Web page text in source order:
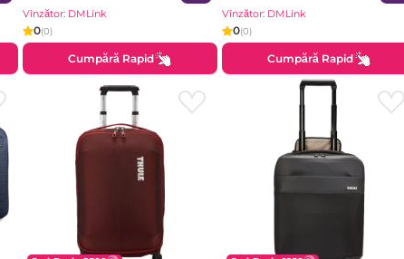
Vînzător: DMLink
0(0)
Cumpără Rapid
Vînzător: DMLink
0(0)
Cumpără Rapid